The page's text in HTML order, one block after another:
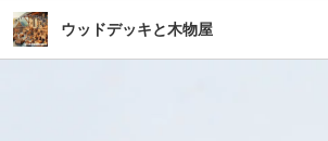
ウッドデッキと木物屋